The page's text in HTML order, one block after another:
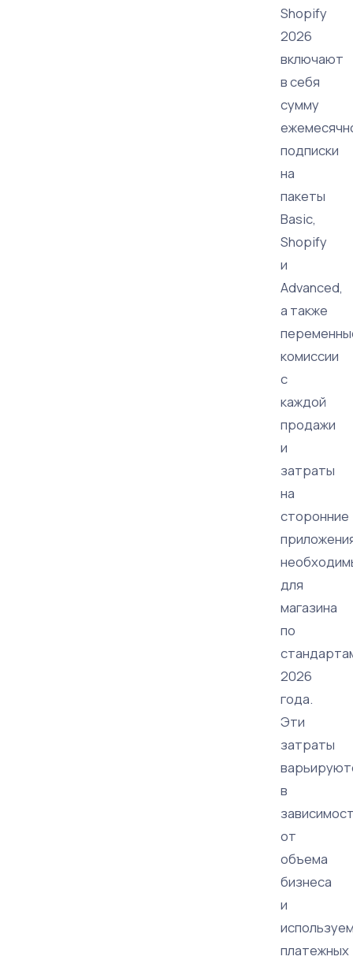
Shopify
2026
включают
в себя
сумму
подписки
на
пакеты
Basic,
Shopify
и
Advanced,
а также
комиссии
с
каждой
продажи
и
затраты
на
сторонние
для
магазина
по
2026
года.
Эти
затраты
в
от
объема
бизнеса
и
платежных